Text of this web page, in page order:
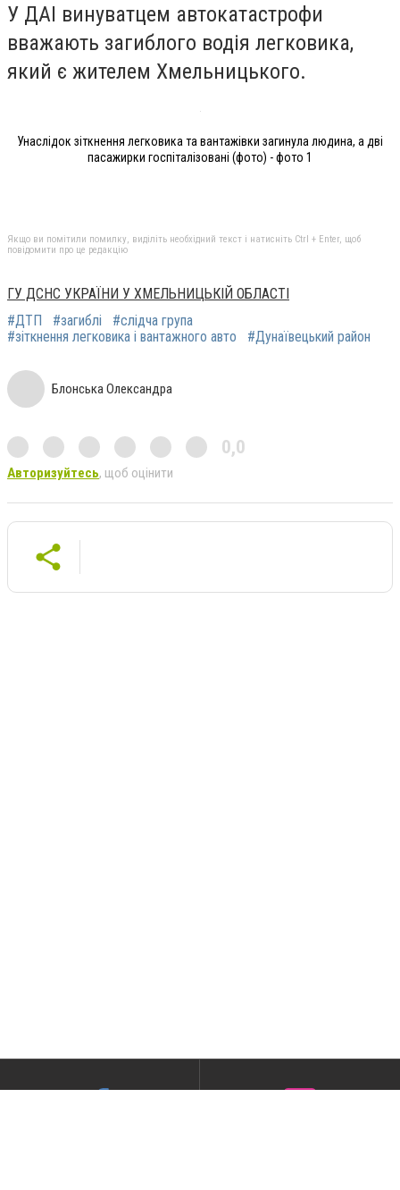
У ДАІ винуватцем автокатастрофи
вважають загиблого водія легковика,
який є жителем Хмельницького.
Унаслідок зіткнення легковика та вантажівки загинула людина, а дві
пасажирки госпіталізовані (фото) - фото 1
Якщо ви помітили помилку, виділіть необхідний текст і натисніть Ctrl + Enter, щоб
повідомити про це редакцію
ГУ ДСНС УКРАЇНИ У ХМЕЛЬНИЦЬКІЙ ОБЛАСТІ
#ДТП
#загиблі
#слідча група
#зіткнення легковика і вантажного авто
#Дунаївецький район
Блонська Олександра
0,0
Авторизуйтесь, щоб оцінити